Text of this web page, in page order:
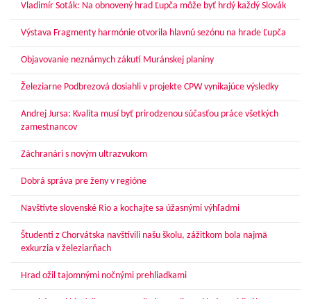
Vladimír Soták: Na obnovený hrad Ľupča môže byť hrdý každý Slovák
Výstava Fragmenty harmónie otvorila hlavnú sezónu na hrade Ľupča
Objavovanie neznámych zákutí Muránskej planiny
Železiarne Podbrezová dosiahli v projekte CPW vynikajúce výsledky
Andrej Jursa: Kvalita musí byť prirodzenou súčasťou práce všetkých
zamestnancov
Záchranári s novým ultrazvukom
Dobrá správa pre ženy v regióne
Navštívte slovenské Rio a kochajte sa úžasnými výhľadmi
Študenti z Chorvátska navštívili našu školu, zážitkom bola najmä
exkurzia v železiarňach
Hrad ožil tajomnými nočnými prehliadkami